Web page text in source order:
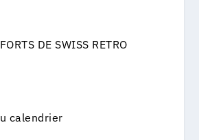
DE SWISS RETRO
calendrier